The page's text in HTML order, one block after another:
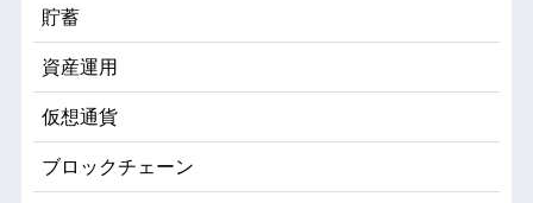
貯蓄
資産運用
仮想通貨
ブロックチェーン